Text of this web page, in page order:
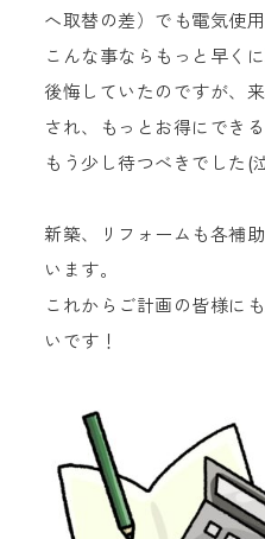
へ取替の差）でも電気使
こんな事ならもっと早く
後悔していたのですが、
され、もっとお得にでき
もう少し待つべきでした(泣
新築、リフォームも各補
います。
これからご計画の皆様に
いです！